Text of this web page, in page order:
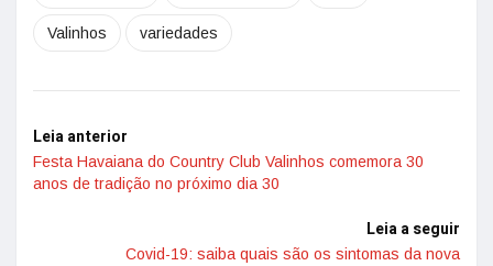
Valinhos variedades
Leia anterior
Festa Havaiana do Country Club Valinhos comemora 30
anos de tradição no próximo dia 30
Leia a seguir
Covid-19: saiba quais são os sintomas da nova